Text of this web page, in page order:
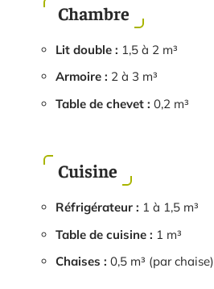
Chambre
Lit double : 1,5 à 2 m³
Armoire : 2 à 3 m³
Table de chevet : 0,2 m³
Cuisine
Réfrigérateur : 1 à 1,5 m³
Table de cuisine : 1 m³
Chaises : 0,5 m³ (par chaise)